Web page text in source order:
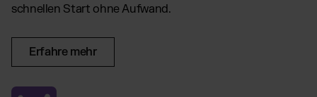
schnellen Start ohne Aufwand.
Erfahre mehr